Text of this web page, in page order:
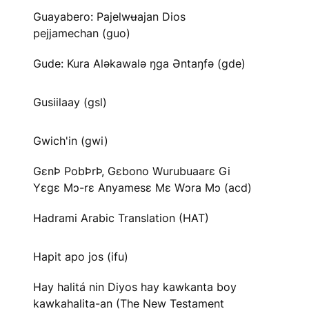
Guayabero: Pajelwʉajan Dios
pejjamechan (guo)
Gude: Kura Aləkawalə ŋga Əntaŋfə (gde)
Gusiilaay (gsl)
Gwich'in (gwi)
GɛnÞ PobÞrÞ, Gɛbono Wurubuaarɛ Gi
Yɛgɛ Mɔ-rɛ Anyamesɛ Mɛ Wɔra Mɔ (acd)
Hadrami Arabic Translation (HAT)
Hapit apo jos (ifu)
Hay halitá nin Diyos hay kawkanta boy
kawkahalita-an (The New Testament